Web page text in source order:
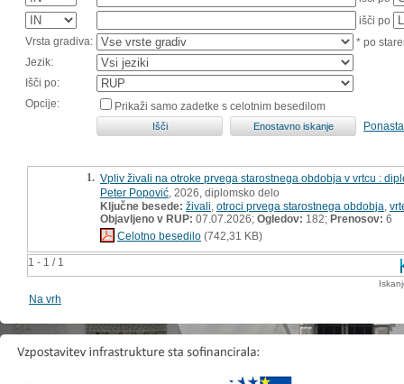
išči po
Vrsta gradiva:
* po
Jezik:
Išči po:
Opcije:
Prikaži samo zadetke s celotnim besedilom
1 - 1 / 1
1. Vpliv živali na otroke prvega starostnega obdobja v vrtcu :
Peter Popović , 2026, diplomsko delo
Ključne besede: živali otroci prvega starostnega obdobja
Objavljeno v RUP: 07.07.2026; Ogledov: 182; Prenosov: 6
Celotno besedilo (742,31 KB)
Na vrh